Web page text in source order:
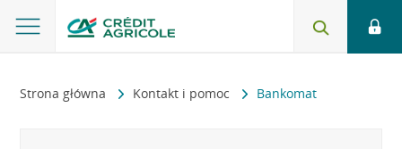
Strona główna Kontakt i pomoc Bankomat